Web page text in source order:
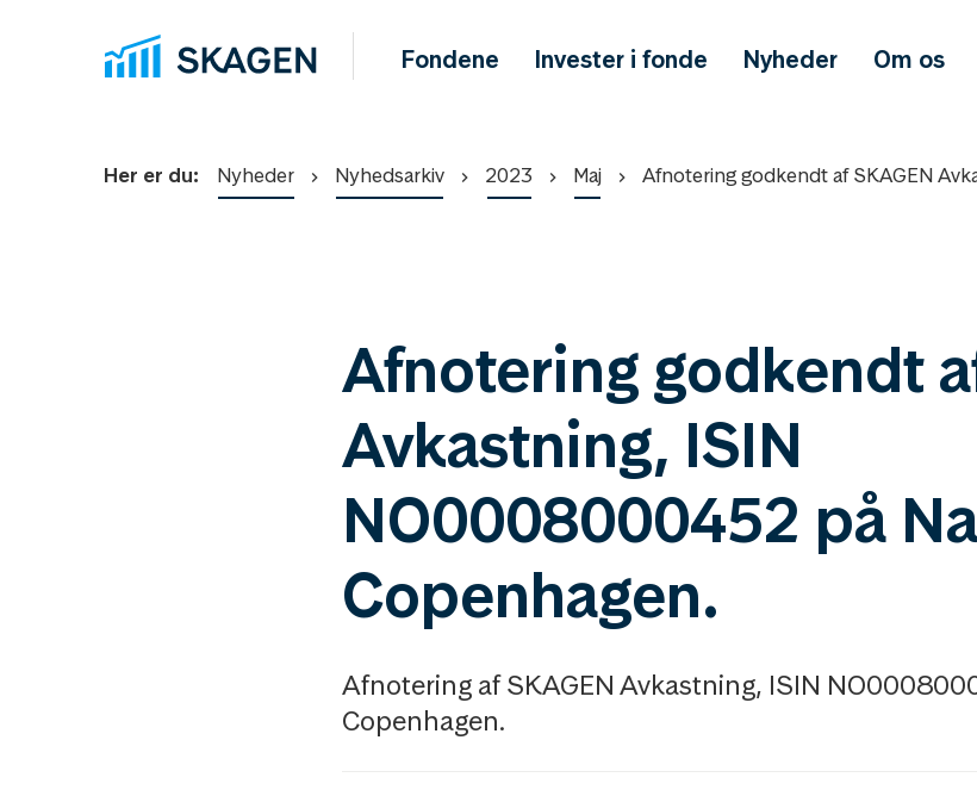
Fondene Invester i fonde Nyheder Om os
Her er du: Nyheder Nyhedsarkiv 2023 Maj Afnotering godkendt af SKAGEN
Afnotering godkendt
Avkastning, ISIN
NO0008000452 på
Copenhagen.
Afnotering af SKAGEN Avkastning, ISIN
Copenhagen.